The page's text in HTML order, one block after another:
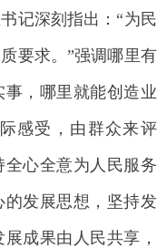
记深刻指出：“为民
要求。”强调哪里有
事，哪里就能创造业
感受，由群众来评
心全意为人民服务
发展思想，坚持发
成果由人民共享，